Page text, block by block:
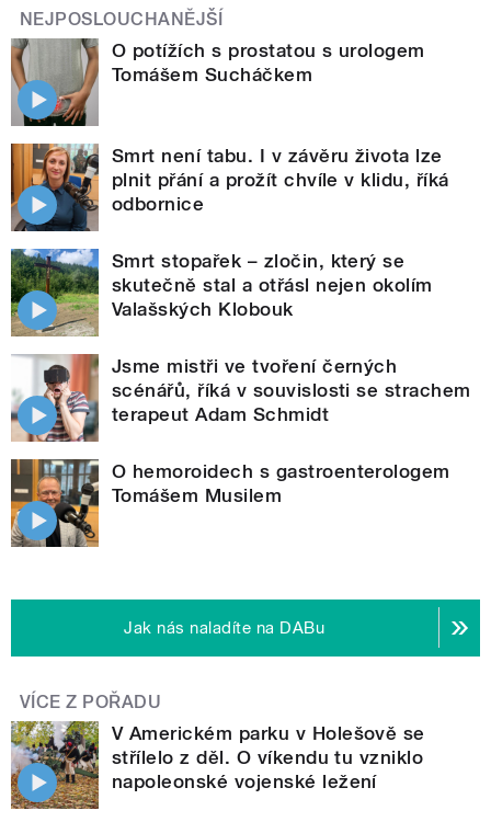
NEJPOSLOUCHANĚJŠÍ
O potížích s prostatou s urologem
Tomášem Sucháčkem
Smrt není tabu. I v závěru života lze
plnit přání a prožít chvíle v klidu, říká
odbornice
Smrt stopařek – zločin, který se
skutečně stal a otřásl nejen okolím
Valašských Klobouk
Jsme mistři ve tvoření černých
scénářů, říká v souvislosti se strachem
terapeut Adam Schmidt
O hemoroidech s gastroenterologem
Tomášem Musilem
Jak nás naladíte na DABu
VÍCE Z POŘADU
V Americkém parku v Holešově se
střílelo z děl. O víkendu tu vzniklo
napoleonské vojenské ležení